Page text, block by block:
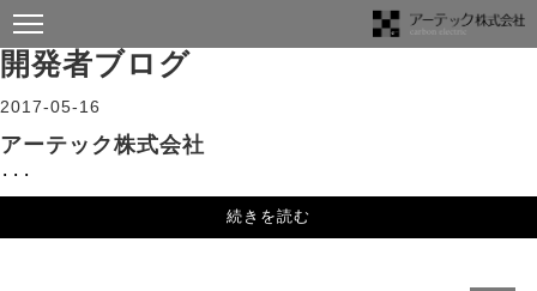
開発者ブログ
2017-05-16
アーテック株式会社
...
続きを読む